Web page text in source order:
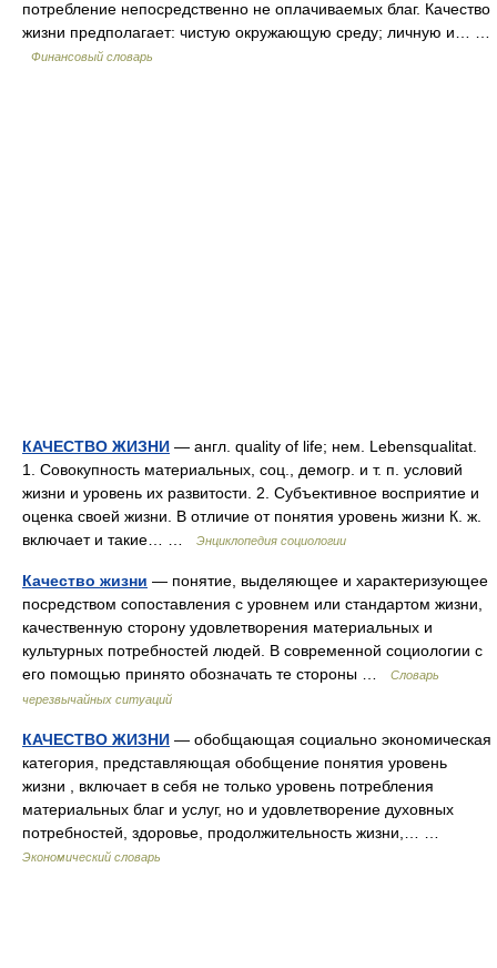
потребление непосредственно не оплачиваемых благ. Качество
жизни предполагает: чистую окружающую среду; личную и… …
Финансовый словарь
КАЧЕСТВО ЖИЗНИ — англ. quality of life; нем. Lebensqualitat.
1. Совокупность материальных, соц., демогр. и т. п. условий
жизни и уровень их развитости. 2. Субъективное восприятие и
оценка своей жизни. В отличие от понятия уровень жизни К. ж.
включает и такие… …
Энциклопедия социологии
Качество жизни — понятие, выделяющее и характеризующее
посредством сопоставления с уровнем или стандартом жизни,
качественную сторону удовлетворения материальных и
культурных потребностей людей. В современной социологии с
его помощью принято обозначать те стороны …
Словарь
черезвычайных ситуаций
КАЧЕСТВО ЖИЗНИ — обобщающая социально экономическая
категория, представляющая обобщение понятия уровень
жизни , включает в себя не только уровень потребления
материальных благ и услуг, но и удовлетворение духовных
потребностей, здоровье, продолжительность жизни,… …
Экономический словарь